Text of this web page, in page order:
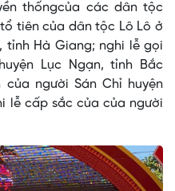
thốngcủa các dân tộc
tiên của dân tộc Lô Lô ở
tỉnh Hà Giang; nghi lễ gọi
Lục Ngạn, tỉnh Bắc
người Sán Chỉ huyện
lễ cấp sắc của của người